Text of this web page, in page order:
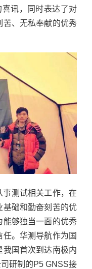
喜讯，同时表达了对
苦、无私奉献的优秀
事测试相关工作，在
基础和勤奋刻苦的优
能够独当一面的优秀
。华测导航作为国
我国首次到达南极内
研制的P5 GNSS接